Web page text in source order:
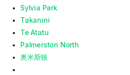
Sylvia Park
Takanini
Te Atatu
Palmerston North
奥米斯顿